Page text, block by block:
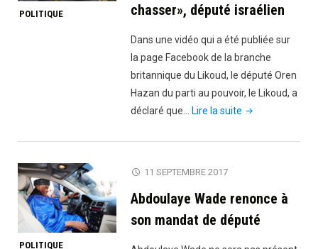
POLITIQUE
chasser», député israélien
Dans une vidéo qui a été publiée sur
la page Facebook de la branche
britannique du Likoud, le député Oren
Hazan du parti au pouvoir, le Likoud, a
déclaré que…
Lire la suite "«Les
n’ont
culture,
nous
POLITIQUE
11 SEPTEMBRE 2017
Abdoulaye Wade renonce à
son mandat de député